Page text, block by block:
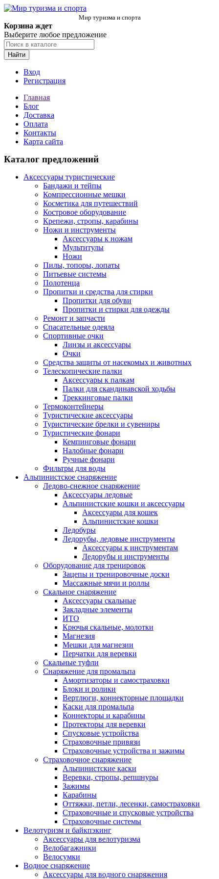
Мир туризма и спорта
Корзина ждет
Выберите любое предложение
Найти
Вход
Регистрация
Главная
Блог
Доставка
Оплата
Контакты
Карта сайта
Каталог предложений
Аксессуары туристические
Бандажи и тейпы
Компрессионные мешки
Косметика для путешествий
Костровое оборудование
Крепежи, стропы, карабины
Ножи и инструменты
Аксессуары к ножам
Мультитулы
Ножи
Пилы, топоры, лопаты
Питьевые системы
Полотенца
Пропитки и средства для стирки
Пропитки для обуви
Пропитки и стирки для одежды
Ремонт и запчасти
Спасательные одеяла
Спортивные очки
Линзы и аксессуары
Очки
Средства защиты от насекомых и животных
Телескопические палки
Аксессуары к палкам
Палки для скандинавской ходьбы
Треккинговые палки
Термоконтейнеры
Туристические аксессуары
Туристические брелки и сувениры
Туристические фонари
Кемпинговые фонари
Налобные фонари
Ручные фонари
Фильтры для воды
Альпинистское снаряжение
Ледово-снежное снаряжение
Аксессуары ледовые
Альпинистские кошки и аксессуары
Аксессуары для кошек
Альпинистские кошки
Ледобуры
Ледорубы, ледовые инструменты
Аксессуары к инструментам
Ледорубы и инструменты
Оборудование для тренировок
Зацепы и тренировочные доски
Массажные мячи и роллы
Скальное снаряжение
Аксессуары скальные
Закладные элементы
ИТО
Крючья скальные, молотки
Магнезия
Мешки для магнезии
Перчатки для веревки
Скальные туфли
Снаряжение для промальпа
Амортизаторы и самостраховки
Блоки и ролики
Вертлюги, коннекторные площадки
Каски для промальпа
Коннекторы и карабины
Протекторы для веревки
Спусковые устройства
Страховочные привязи
Страховочные устройства и зажимы
Страховочное снаряжение
Альпинистские каски
Веревки, стропы, репшнуры
Зажимы
Карабины
Оттяжки, петли, лесенки, самостраховки
Страховочные и спусковые устройства
Страховочные системы
Велотуризм и байкпэкинг
Аксессуары для велотуризма
Велобагажники
Велосумки
Водное снаряжение
Аксессуары для водного снаряжения